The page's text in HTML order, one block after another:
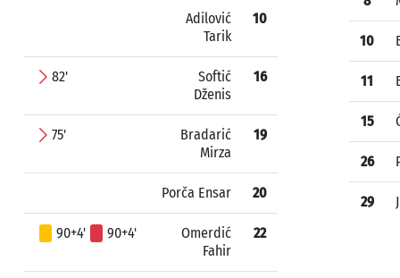
Adilović
Tarik
10
82'
Softić
Dženis
16
75'
Bradarić
Mirza
19
Porča Ensar 20
90+4' 90+4'
Omerdić
Fahir
22
10
11
15
26
29